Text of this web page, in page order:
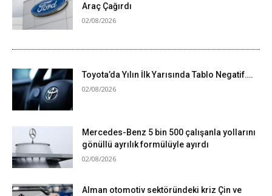
Araç Çağırdı
02/08/2026
Toyota’da Yılın İlk Yarısında Tablo Negatif….
02/08/2026
Mercedes-Benz 5 bin 500 çalışanla yollarını
gönüllü ayrılık formülüyle ayırdı
02/08/2026
Alman otomotiv sektöründeki kriz Çin ve